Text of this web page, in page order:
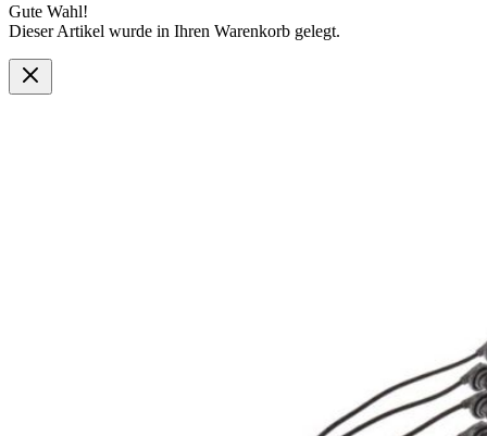
Gute Wahl!
Dieser Artikel wurde in Ihren Warenkorb gelegt.